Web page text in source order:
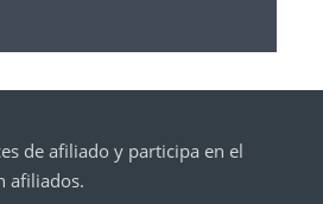
de afiliado y participa en el
afiliados.